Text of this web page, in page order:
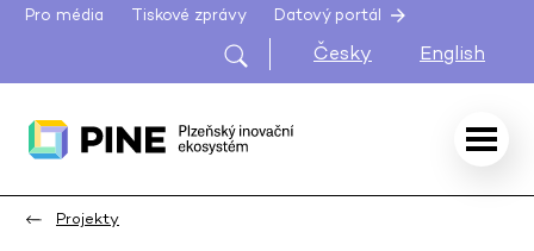
Pro média Tiskové zprávy Datový portál
Česky English
Projekty